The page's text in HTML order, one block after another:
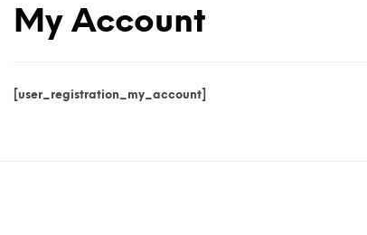
My Account
[user_registration_my_account]